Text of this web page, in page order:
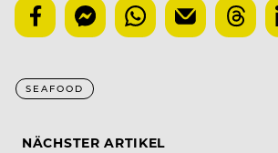
SEAFOOD
NÄCHSTER ARTIKEL